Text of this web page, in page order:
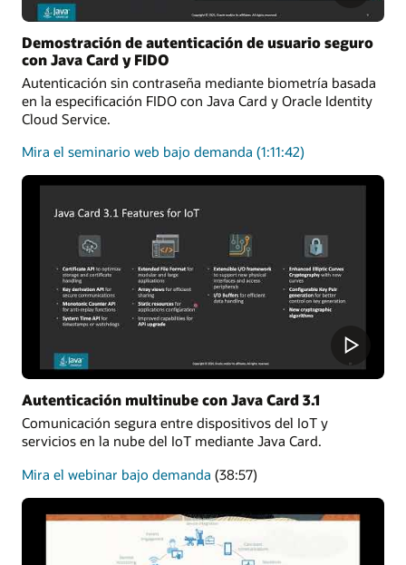
Demostración de autenticación de usuario seguro
con Java Card y FIDO
Autenticación sin contraseña mediante biometría basada
en la especificación FIDO con Java Card y Oracle Identity
Cloud Service.
Mira el seminario web bajo demanda sobre
autenticación
(1:11:42)
Autenticación multinube con Java Card 3.1
Comunicación segura entre dispositivos del IoT y
servicios en la nube del IoT mediante Java Card.
Mira el webinar bajo demanda sobre
(38:57)